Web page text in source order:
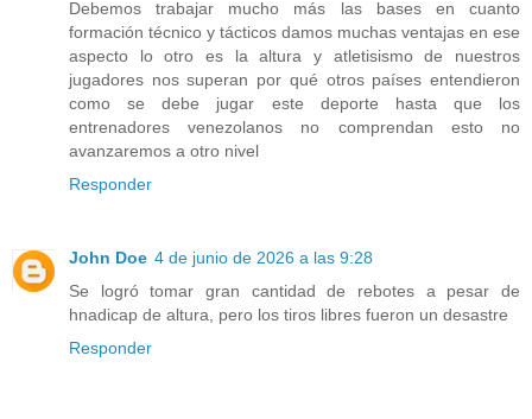
Debemos trabajar mucho más las bases en cuanto
formación técnico y tácticos damos muchas ventajas en ese
aspecto lo otro es la altura y atletisismo de nuestros
jugadores nos superan por qué otros países entendieron
como se debe jugar este deporte hasta que los
entrenadores venezolanos no comprendan esto no
avanzaremos a otro nivel
Responder
John Doe 4 de junio de 2026 a las 9:28
Se logró tomar gran cantidad de rebotes a pesar de
hnadicap de altura, pero los tiros libres fueron un desastre
Responder